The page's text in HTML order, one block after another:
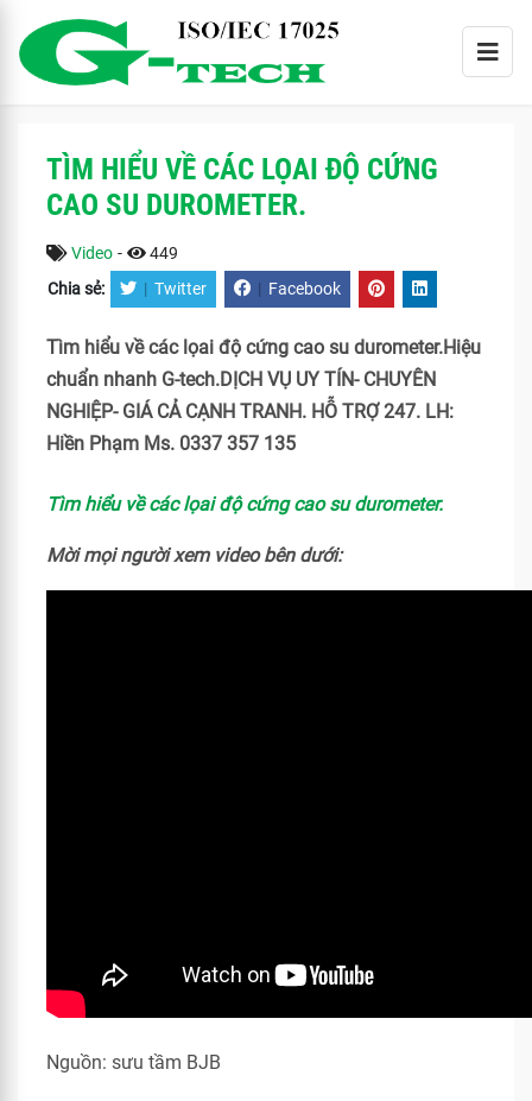
TÌM HIỂU VỀ CÁC LỌAI ĐỘ CỨNG
CAO SU DUROMETER.
Video - 449
Chia sẻ: | Twitter | Facebook
Tìm hiểu về các lọai độ cứng cao su durometer.Hiệu
chuẩn nhanh G-tech.DỊCH VỤ UY TÍN- CHUYÊN
NGHIỆP- GIÁ CẢ CẠNH TRANH. HỖ TRỢ 247. LH:
Hiền Phạm Ms. 0337 357 135
Tìm hiểu về các lọai độ cứng cao su durometer.
Mời mọi người xem video bên dưới:
Nguồn: sưu tầm BJB